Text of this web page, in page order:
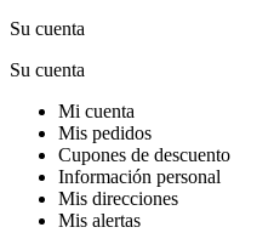
Su cuenta
Su cuenta
Mi cuenta
Mis pedidos
Cupones de descuento
Información personal
Mis direcciones
Mis alertas